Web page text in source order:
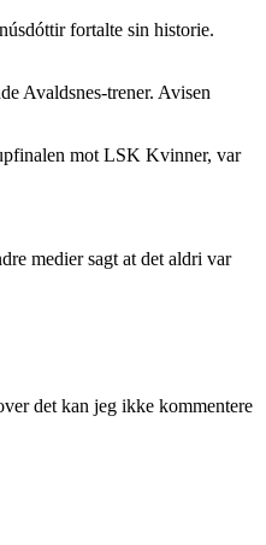
fortalte sin historie.
Avaldsnes-trener. Avisen
mot LSK Kvinner, var
medier sagt at det aldri var
det kan jeg ikke kommentere